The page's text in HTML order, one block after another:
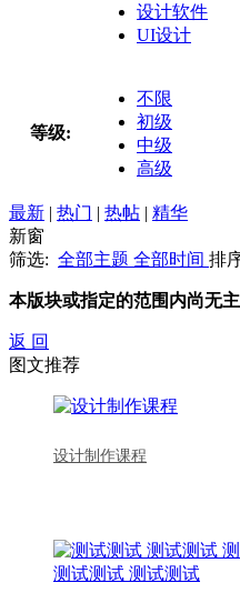
设计软件
UI设计
等级:
不限
初级
中级
高级
最新 | 热门 | 热帖 | 精华
新窗
筛选: 全部主题 全部时间 排
本版块或指定的范围内尚无
返 回
图文推荐
设计制作课程